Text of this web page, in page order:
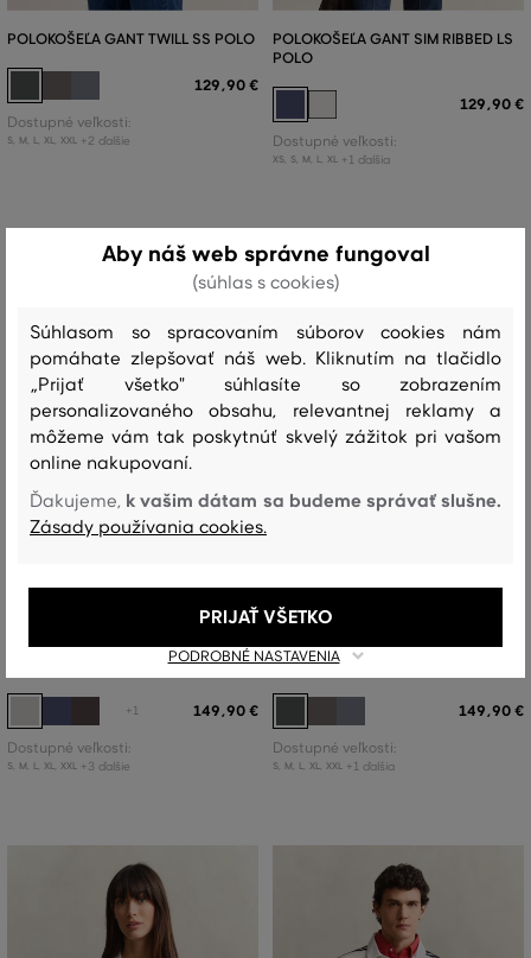
POLOKOŠEĽA GANT TWILL SS POLO
129,90 €
Dostupné veľkosti:
S, M L, XL, XXL +2 ďalšie
POLOKOŠEĽA GANT SIM RIBBED LS
POLO
129,90 €
Dostupné veľkosti:
XS, S, M L, XL +1 ďalšia
POLOKOŠEĽA GANT STRIPED
+1 149,90 €
Dostupné veľkosti:
S, M L, XL, XXL +3 ďalšie
POLOKOŠEĽA GANT TWILL LS POLO
SHIRT
149,90 €
Dostupné veľkosti:
S, M L, XL, XXL +1 ďalšia
Aby náš web správne fungoval
(súhlas s cookies)
Súhlasom so spracovaním súborov cookies nám
pomáhate zlepšovať náš web. Kliknutím na tlačidlo
„Prijať všetko" súhlasíte so zobrazením
personalizovaného obsahu, relevantnej reklamy a
môžeme vám tak poskytnúť skvelý zážitok pri vašom
online nakupovaní.
Ďakujeme, k vašim dátam sa budeme správať slušne.
Zásady používania cookies.
PODROBNÉ NASTAVENIA
PRIJAŤ VŠETKO